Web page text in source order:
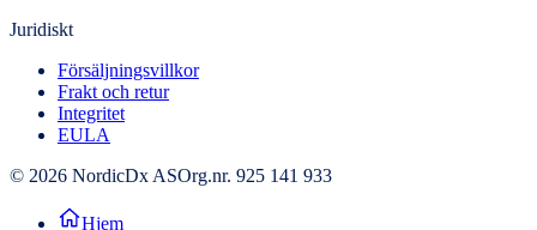
Juridiskt
Försäljningsvillkor
Frakt och retur
Integritet
EULA
© 2026 NordicDx ASOrg.nr. 925 141 933
Hjem